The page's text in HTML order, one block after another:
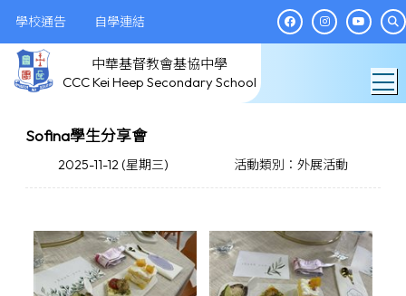
學校通告 自學連結
中華基督教會基協中學
CCC Kei Heep Secondary School
Sofina學生分享會
2025-11-12 (星期三) 活動類別：外展活動